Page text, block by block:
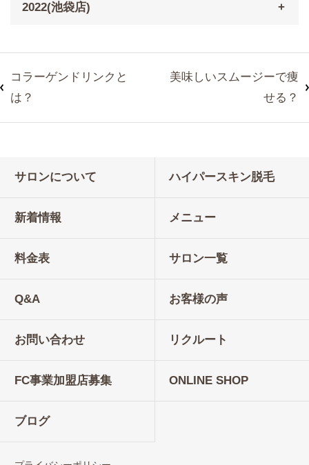
2022(池袋店)
コラーゲンドリンクと
は？
美味しいスムージーで痩
せる？
サロンについて ハイパースキン脱毛
新着情報 メニュー
料金表 サロン一覧
Q&A お客様の声
お問い合わせ リクルート
FC事業加盟店募集 ONLINE SHOP
ブログ